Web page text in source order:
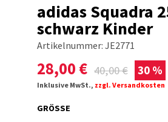
adidas Squadra
schwarz Kinder
Artikelnummer: JE2771
28,00 € 40,00€ 30 %
Inklusive MwSt., zzgl. Versandkosten
GRÖSSE